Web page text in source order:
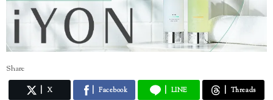
Share
X Facebook LINE Threads